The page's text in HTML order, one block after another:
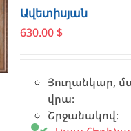
Ավետիսյան
630.00 $
Յուղանկար,
վրա։
Շրջանակով։